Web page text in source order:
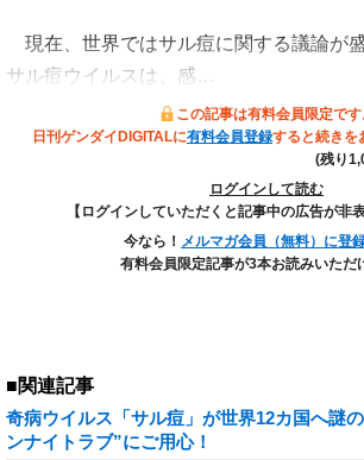
現在、世界ではサル痘に関する議論が
サル痘ウイルスは、感…
この記事は有料会員限定です
日刊ゲンダイDIGITALに有料会員登録すると続きを
(残り
ログインして読む
【ログインしていただくと記事中の広告が非
今なら！ メルマガ会員（無料）に登
有料会員限定記事が3本お読みいただ
■関連記事
奇病ウイルス「サル痘」が世界12カ国へ謎
ンナイトラブ”にご用心！